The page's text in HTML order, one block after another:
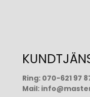
Ring: 070-621 97
Mail: